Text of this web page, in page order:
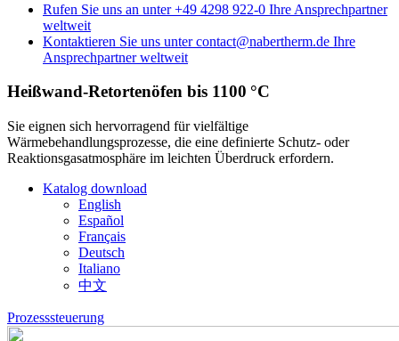
Rufen Sie uns an unter +49 4298 922-0 Ihre Ansprechpartner
weltweit
Kontaktieren Sie uns unter contact@nabertherm.de Ihre
Ansprechpartner weltweit
Heißwand-Retortenöfen bis 1100 °C
Sie eignen sich hervorragend für vielfältige
Wärmebehandlungsprozesse, die eine definierte Schutz- oder
Reaktionsgasatmosphäre im leichten Überdruck erfordern.
Katalog download
English
Español
Français
Deutsch
Italiano
中文
Prozesssteuerung